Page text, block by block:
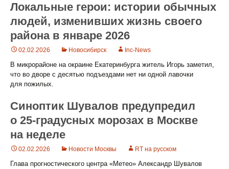
Локальные герои: истории обычных
людей, изменивших жизнь своего
района в январе 2026
02.02.2026 Новосибирск Inc-News
В микрорайоне на окраине Екатеринбурга житель Игорь заметил,
что во дворе с десятью подъездами нет ни одной лавочки
для пожилых.
Синоптик Шувалов предупредил
о 25-градусных морозах в Москве
на неделе
02.02.2026 Новости Москвы RT на русском
Глава прогностического центра «Метео» Александр Шувалов